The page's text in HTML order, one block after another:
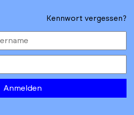
Kennwort vergessen?
Anmelden